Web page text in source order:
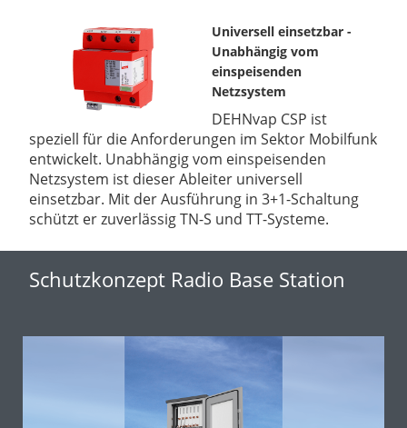
Universell einsetzbar -
Unabhängig vom
einspeisenden
Netzsystem
DEHNvap CSP ist
speziell für die Anforderungen im Sektor Mobilfunk
entwickelt. Unabhängig vom einspeisenden
Netzsystem ist dieser Ableiter universell
einsetzbar. Mit der Ausführung in 3+1-Schaltung
schützt er zuverlässig TN-S und TT-Systeme.
Schutzkonzept Radio Base Station